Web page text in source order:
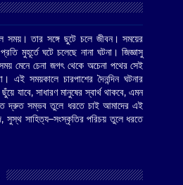
সময়। তার সঙ্গে ছুটে চলে জীবন। সময়ের
মুহূর্তে ঘটে চলেছে নানা ঘটনা। জিজ্ঞাসু
মেনে চেনা জগৎ থেকে অচেনা পথের সেই
এই সময়কালে চারপাশের দৈনন্দিন ঘটনার
যাবে, সাধারণ মানুষের স্বার্থ থাকবে, এমন
দ্রুত সম্ভব তুলে ধরতে চাই আমাদের এই
সুস্থ সাহিত্য–সংস্কৃতির পরিচয় তুলে ধরতে